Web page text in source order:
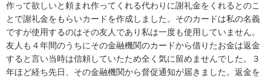
作って欲しいと頼まれ作ってくれる代わりに謝礼金をくれるとのこ
とで謝礼金をもらいカードを作成しました。そのカードは私の名義
ですが使用するのはその友人であり私は一度も使用していません。
友人も４年間のうちにその金融機関のカードから借りたお金は返金
すると言い当時は信頼していたため全く気に留めませんでした。３
年ほど経ち先日、その金融機関から督促通知が届きました。返金を